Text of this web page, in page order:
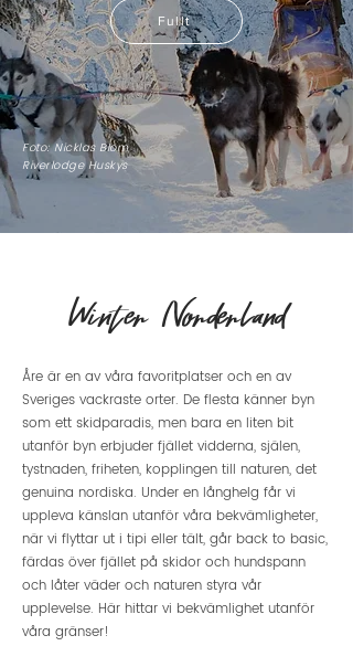
Fullt
Foto: Nicklas Blom,
Riverlodge Huskys
Winter Norderland
Åre är en av våra favoritplatser och en av
Sveriges vackraste orter. De flesta känner byn
som ett skidparadis, men bara en liten bit
utanför byn erbjuder fjället vidderna, själen,
tystnaden, friheten, kopplingen till naturen, det
genuina nordiska. Under en långhelg får vi
uppleva känslan utanför våra bekvämligheter,
när vi flyttar ut i tipi eller tält, går back to basic,
färdas över fjället på skidor och hundspann
och låter väder och naturen styra vår
upplevelse. Här hittar vi bekvämlighet utanför
våra gränser!